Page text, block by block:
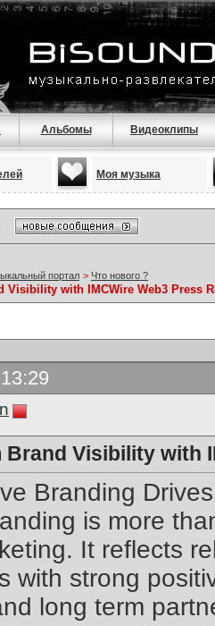
Альбомы Видеоклипы
Моя музыка
портал > Что нового ?
Visibility with IMCWire Web3 Press
Brand Visibility with
Branding
is more
It reflects
with strong
long term